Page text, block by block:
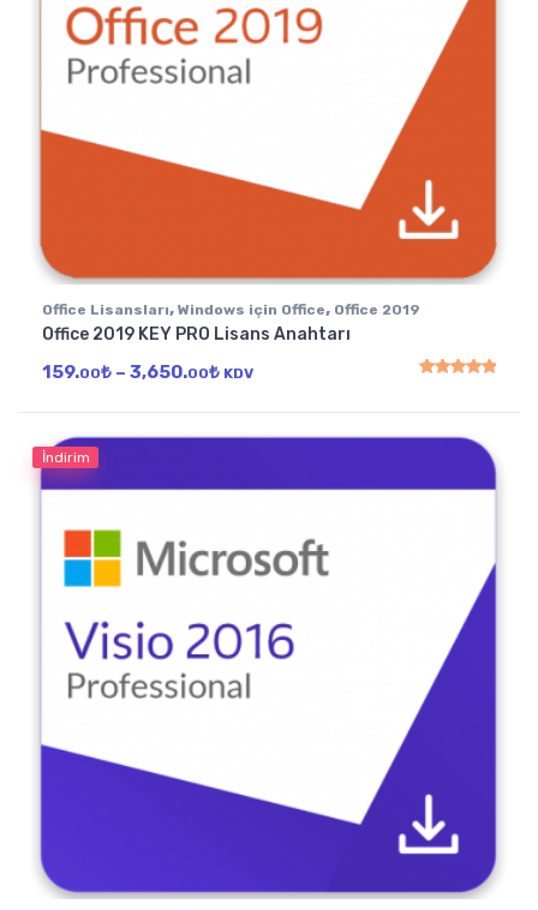
Office Lisansları, Windows için Office, Office 2019
Office 2019 KEY PRO Lisans Anahtarı
159.00₺ – 3,650.00₺Fiyat aralığı: 159.00₺ - 3,650.00₺
KDV
İndirim